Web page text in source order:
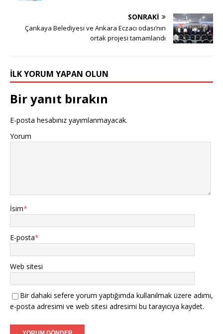
SONRAKI
Çankaya Belediyesi ve Ankara Eczacı odası’nın
ortak projesi tamamlandı
İLK YORUM YAPAN OLUN
Bir yanıt bırakın
E-posta hesabınız yayımlanmayacak.
Yorum
İsim*
E-posta*
Web sitesi
Bir dahaki sefere yorum yaptığımda kullanılmak üzere adımı,
e-posta adresimi ve web sitesi adresimi bu tarayıcıya kaydet.